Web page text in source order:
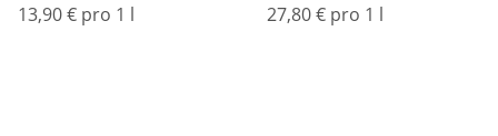
13,90 € pro 1 l 27,80 € pro 1 l